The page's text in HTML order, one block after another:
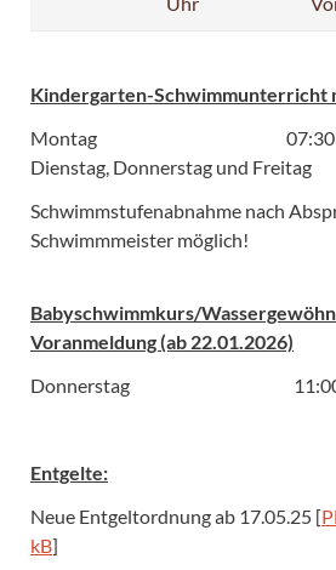
Kindergarten-Schwimmunterricht
Montag 07:30 -
Dienstag, Donnerstag und
Schwimmstufenabnahme nach
Schwimmmeister möglich!
Babyschwimmkurs/
Voranmeldung (ab 22.01.2026)
Donnerstag 11:00 -
Entgelte:
Neue Entgeltordnung ab 17.05.25 [
kB]